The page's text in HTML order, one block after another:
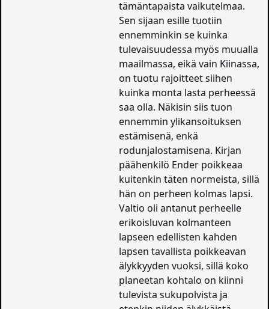
tämäntapaista vaikutelmaa.
Sen sijaan esille tuotiin
ennemminkin se kuinka
tulevaisuudessa myös muualla
maailmassa, eikä vain Kiinassa,
on tuotu rajoitteet siihen
kuinka monta lasta perheessä
saa olla. Näkisin siis tuon
ennemmin ylikansoituksen
estämisenä, enkä
rodunjalostamisena. Kirjan
päähenkilö Ender poikkeaa
kuitenkin täten normeista, sillä
hän on perheen kolmas lapsi.
Valtio oli antanut perheelle
erikoisluvan kolmanteen
lapseen edellisten kahden
lapsen tavallista poikkeavan
älykkyyden vuoksi, sillä koko
planeetan kohtalo on kiinni
tulevista sukupolvista ja